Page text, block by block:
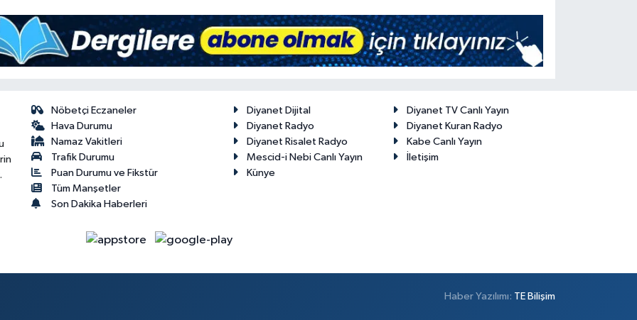
Nöbetçi Eczaneler
Hava Durumu
Namaz Vakitleri
Trafik Durumu
Puan Durumu ve Fikstür
Tüm Manşetler
Son Dakika Haberleri
Diyanet Dijital
Diyanet TV Canlı Yayın
Diyanet Radyo
Diyanet Kuran Radyo
Diyanet Risalet Radyo
Kabe Canlı Yayın
Mescid-i Nebi Canlı Yayın
İletişim
Künye
Haber Yazılımı: TE Bilişim